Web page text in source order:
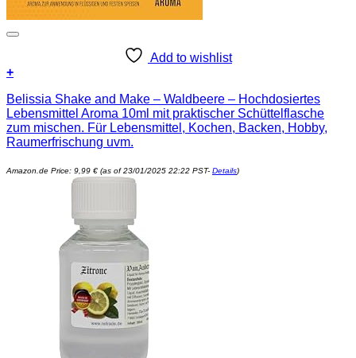
Add to wishlist
+
Belissia Shake and Make – Waldbeere – Hochdosiertes
Lebensmittel Aroma 10ml mit praktischer Schüttelflasche
zum mischen. Für Lebensmittel, Kochen, Backen, Hobby,
Raumerfrischung uvm.
Amazon.de Price: 9,99 € (as of 23/01/2025 22:22 PST- Details)